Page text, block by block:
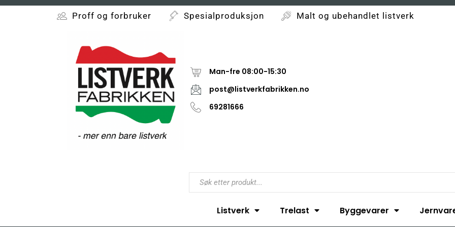
Proff og forbruker Spesialproduksjon Malt og ubehandlet listverk
Man-fre 08:00-15:30
post@listverkfabrikken.no
69281666
Listverk Trelast Byggevarer